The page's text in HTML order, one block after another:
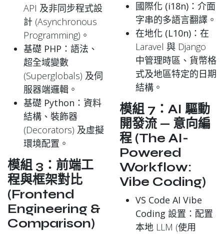
API 及非同步程式設
計 (Asynchronous
Programming)。
基礎 PHP ：語法、
超全域變數
(Superglobals) 及伺
服器端邏輯。
基礎 Python ：資料
結構、裝飾器
(Decorators) 及虛擬
環境配置。
模組 3：前端工
程與框架對比
(Frontend
Engineering &
Comparison)
國際化 (i18n) ：介面
字串的多語言翻譯。
在地化 (L10n) ：在
Laravel 與 Django
中管理時區、貨幣格
式及地區特定的日期
結構。
模組 7：AI 驅動
開發流 — 意向編
程 (The AI-
Powered
Workflow:
Vibe Coding)
VS Code AI Vibe
Coding 設置 ：配置
本地 LLM (使用